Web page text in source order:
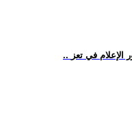
الإعلام في تعز